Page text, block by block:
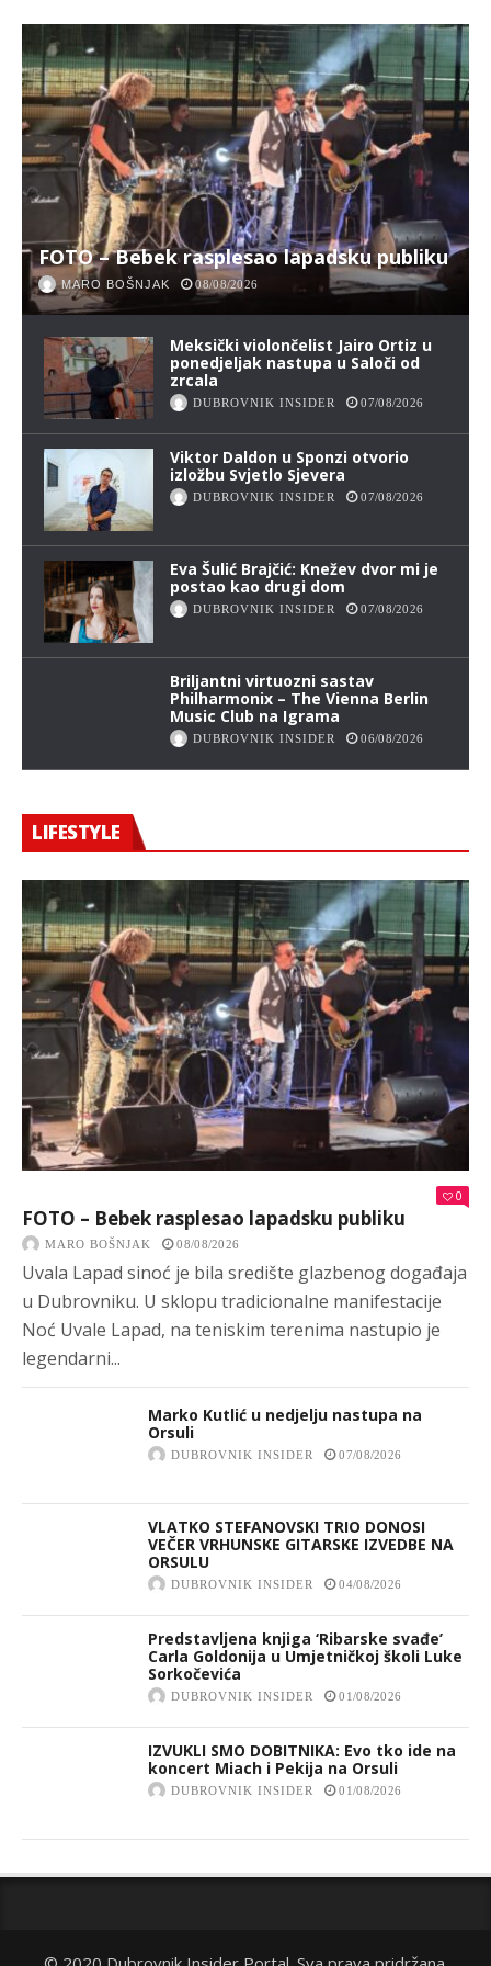
FOTO – Bebek rasplesao lapadsku publiku
MARO BOŠNJAK 08/08/2026
Meksički violončelist Jairo Ortiz u
ponedjeljak nastupa u Saloči od
zrcala
DUBROVNIK INSIDER 07/08/2026
Viktor Daldon u Sponzi otvorio
izložbu Svjetlo Sjevera
DUBROVNIK INSIDER 07/08/2026
Eva Šulić Brajčić: Knežev dvor mi je
postao kao drugi dom
DUBROVNIK INSIDER 07/08/2026
Briljantni virtuozni sastav
Philharmonix – The Vienna Berlin
Music Club na Igrama
DUBROVNIK INSIDER 06/08/2026
LIFESTYLE
0
FOTO – Bebek rasplesao lapadsku publiku
MARO BOŠNJAK 08/08/2026
Uvala Lapad sinoć je bila središte glazbenog događaja
u Dubrovniku. U sklopu tradicionalne manifestacije
Noć Uvale Lapad, na teniskim terenima nastupio je
legendarni...
Marko Kutlić u nedjelju nastupa na
Orsuli
DUBROVNIK INSIDER 07/08/2026
VLATKO STEFANOVSKI TRIO DONOSI
VEČER VRHUNSKE GITARSKE IZVEDBE NA
ORSULU
DUBROVNIK INSIDER 04/08/2026
Predstavljena knjiga ‘Ribarske svađe’
Carla Goldonija u Umjetničkoj školi Luke
Sorkočevića
DUBROVNIK INSIDER 01/08/2026
IZVUKLI SMO DOBITNIKA: Evo tko ide na
koncert Miach i Pekija na Orsuli
DUBROVNIK INSIDER 01/08/2026